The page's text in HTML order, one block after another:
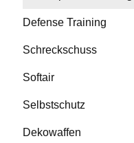
Defense Training
Schreckschuss
Softair
Selbstschutz
Dekowaffen